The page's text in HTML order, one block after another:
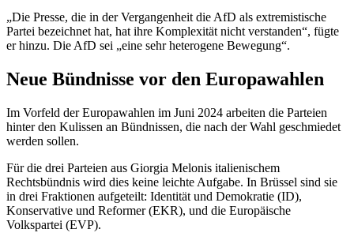
„Die Presse, die in der Vergangenheit die AfD als extremistische
Partei bezeichnet hat, hat ihre Komplexität nicht verstanden“, fügte
er hinzu. Die AfD sei „eine sehr heterogene Bewegung“.
Neue Bündnisse vor den Europawahlen
Im Vorfeld der Europawahlen im Juni 2024 arbeiten die Parteien
hinter den Kulissen an Bündnissen, die nach der Wahl geschmiedet
werden sollen.
Für die drei Parteien aus Giorgia Melonis italienischem
Rechtsbündnis wird dies keine leichte Aufgabe. In Brüssel sind sie
in drei Fraktionen aufgeteilt: Identität und Demokratie (ID),
Konservative und Reformer (EKR), und die Europäische
Volkspartei (EVP).